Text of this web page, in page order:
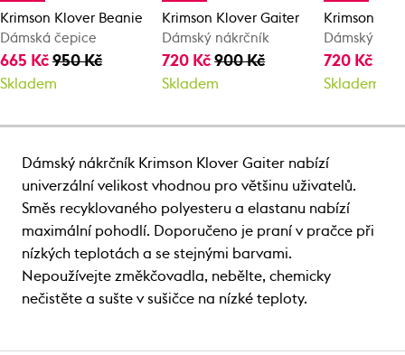
Krimson Klover Beanie
Dámská čepice
665 Kč 950 Kč
Skladem
Krimson Klover Gaiter
Dámský nákrčník
720 Kč900 Kč
Skladem
Krimson
Dámský
720 Kč
Skladem
Dámský nákrčník Krimson Klover Gaiter nabízí
univerzální velikost vhodnou pro většinu uživatelů.
Směs recyklovaného polyesteru a elastanu nabízí
maximální pohodlí. Doporučeno je praní v pračce při
nízkých teplotách a se stejnými barvami.
Nepoužívejte změkčovadla, nebělte, chemicky
nečistěte a sušte v sušičce na nízké teploty.